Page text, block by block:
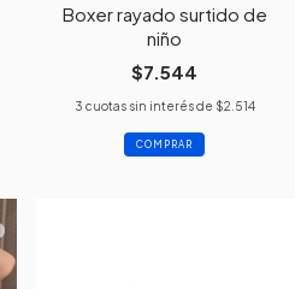
Boxer rayado surtido de
niño
$7.544
3 cuotas sin interés de $2.514
COMPRAR